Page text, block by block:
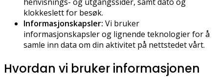
klokkeslett for besøk.
Informasjonskapsler: Vi bruker
informasjonskapsler og lignende teknologier for å
samle inn data om din aktivitet på nettstedet vårt.
Hvordan vi bruker informasjonen